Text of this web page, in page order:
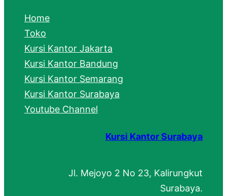
h
Home
Toko
Kursi Kantor Jakarta
Kursi Kantor Bandung
Kursi Kantor Semarang
Kursi Kantor Surabaya
Youtube Channel
Kursi Kantor Surabaya
Jl. Mejoyo 2 No 23, Kalirungkut
Surabaya.